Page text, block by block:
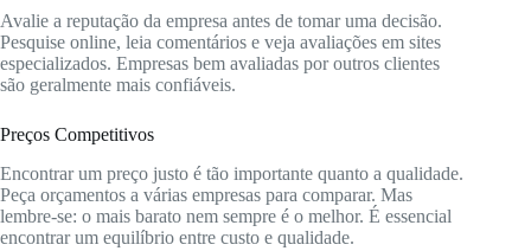
Avalie a reputação da empresa antes de tomar uma decisão.
Pesquise online, leia comentários e veja avaliações em sites
especializados. Empresas bem avaliadas por outros clientes
são geralmente mais confiáveis.
Preços Competitivos
Encontrar um preço justo é tão importante quanto a qualidade.
Peça orçamentos a várias empresas para comparar. Mas
lembre-se: o mais barato nem sempre é o melhor. É essencial
encontrar um equilíbrio entre custo e qualidade.